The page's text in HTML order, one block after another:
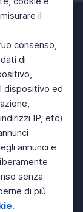
il
consenso,
di
dispositivo ed
IP, etc)
annunci e
senza
di più
.